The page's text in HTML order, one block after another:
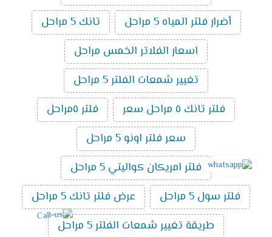
أضرار فلتر المياه 5 مراحل
تانك 5 مراحل
اسعار الفلاتر الخمس مراحل
تغيير شمعات الفلتر 5 مراحل
فلتر تانك ٥ مراحل سعر
فلتر ٥مراحل
سعر فلتر اونو 5 مراحل
فلتر امريكان كواليتي 5 مراحل
فلتر سول 5 مراحل
عرض فلتر تانك 5 مراحل
طريقة تغيير شمعات الفلتر 5 مراحل